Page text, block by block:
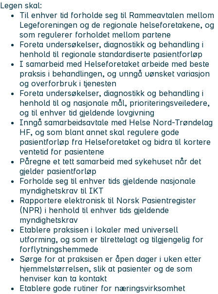
Legen skal:
Til enhver tid forholde seg til Rammeavtalen mellom
Legeforeningen og de regionale helseforetakene, og
som regulerer forholdet mellom partene
Foreta undersøkelser, diagnostikk og behandling i
henhold til regionale standardiserte pasientforløp
I samarbeid med Helseforetaket arbeide med beste
praksis i behandlingen, og unngå uønsket variasjon
og overforbruk i tjenesten
Foreta undersøkelser, diagnostikk og behandling i
henhold til og nasjonale mål, prioriteringsveiledere,
og til enhver tid gjeldende lovgivning
Inngå samarbeidsavtale med Helse Nord-Trøndelag
HF, og som blant annet skal regulere gode
pasientforløp fra Helseforetaket og bidra til kortere
ventetid for pasientene
Påregne et tett samarbeid med sykehuset når det
gjelder pasientforløp
Forholde seg til enhver tids gjeldende nasjonale
myndighetskrav til IKT
Rapportere elektronisk til Norsk Pasientregister
(NPR) i henhold til enhver tids gjeldende
myndighetskrav
Etablere praksisen i lokaler med universell
utforming, og som er tilrettelagt og tilgjengelig for
forflytningshemmede
Sørge for at praksisen er åpen dager i uken etter
hjemmelstørrelsen, slik at pasienter og de som
henviser kan ta kontakt
Etablere gode rutiner for næringsvirksomhet